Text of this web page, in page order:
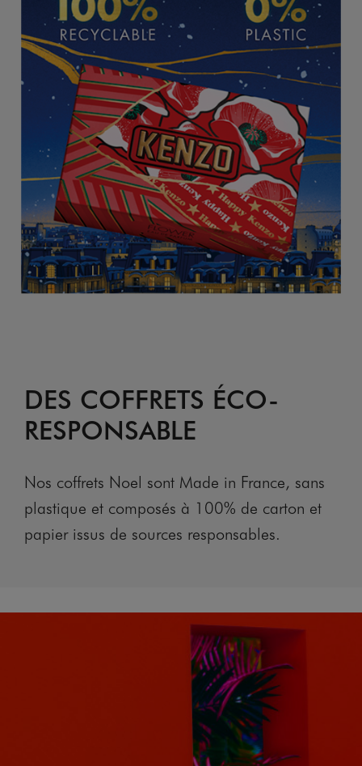
DES COFFRETS ÉCO-
RESPONSABLE
Nos coffrets Noel sont Made in France, sans
plastique et composés à 100% de carton et
papier issus de sources responsables.